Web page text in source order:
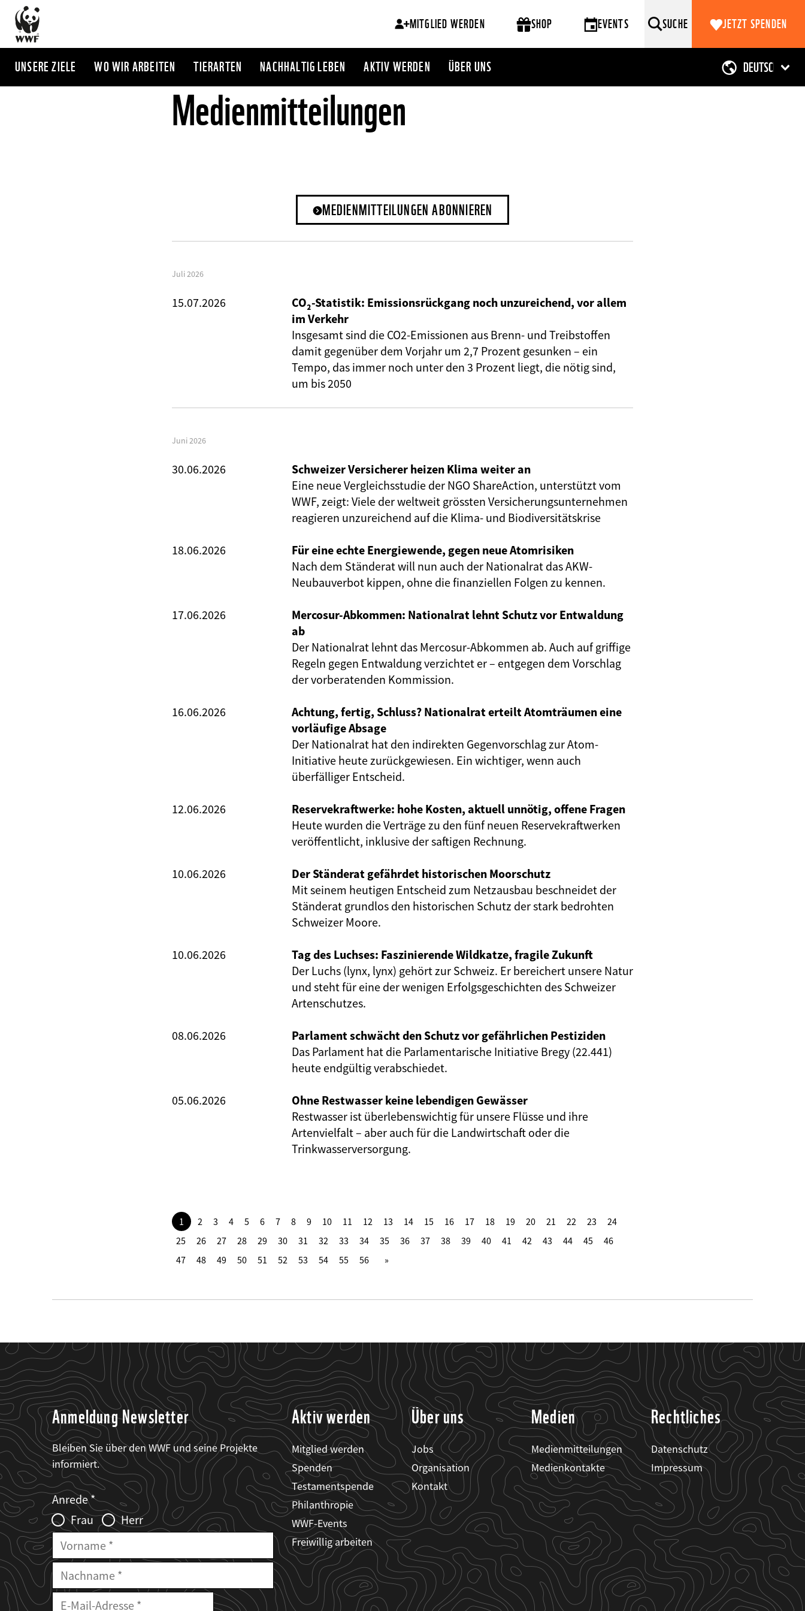
Direkt
zum
Inhalt
MITGLIED WERDEN SHOP EVENTS SUCHE JETZT SPENDEN
UNSERE ZIELE WO WIR ARBEITEN TIERARTEN NACHHALTIG LEBEN AKTIV WERDEN ÜBER UNS
Medienmitteilungen
MEDIENMITTEILUNGEN ABONNIEREN
Juli 2026
15.07.2026
CO₂-Statistik: Emissionsrückgang noch unzureichend, vor allem
im Verkehr
Insgesamt sind die CO2-Emissionen aus Brenn- und Treibstoffen
damit gegenüber dem Vorjahr um 2,7 Prozent gesunken – ein
Tempo, das immer noch unter den 3 Prozent liegt, die nötig sind,
um bis 2050
Juni 2026
30.06.2026
Schweizer Versicherer heizen Klima weiter an
Eine neue Vergleichsstudie der NGO ShareAction, unterstützt vom
WWF, zeigt: Viele der weltweit grössten Versicherungsunternehmen
reagieren unzureichend auf die Klima- und Biodiversitätskrise
18.06.2026
Für eine echte Energiewende, gegen neue Atomrisiken
Nach dem Ständerat will nun auch der Nationalrat das AKW-
Neubauverbot kippen, ohne die finanziellen Folgen zu kennen.
17.06.2026
Mercosur-Abkommen: Nationalrat lehnt Schutz vor Entwaldung
ab
Der Nationalrat lehnt das Mercosur-Abkommen ab. Auch auf griffige
Regeln gegen Entwaldung verzichtet er – entgegen dem Vorschlag
der vorberatenden Kommission.
16.06.2026
Achtung, fertig, Schluss? Nationalrat erteilt Atomträumen eine
vorläufige Absage
Der Nationalrat hat den indirekten Gegenvorschlag zur Atom-
Initiative heute zurückgewiesen. Ein wichtiger, wenn auch
überfälliger Entscheid.
12.06.2026
Reservekraftwerke: hohe Kosten, aktuell unnötig, offene Fragen
Heute wurden die Verträge zu den fünf neuen Reservekraftwerken
veröffentlicht, inklusive der saftigen Rechnung.
10.06.2026
Der Ständerat gefährdet historischen Moorschutz
Mit seinem heutigen Entscheid zum Netzausbau beschneidet der
Ständerat grundlos den historischen Schutz der stark bedrohten
Schweizer Moore.
10.06.2026
Tag des Luchses: Faszinierende Wildkatze, fragile Zukunft
Der Luchs (lynx, lynx) gehört zur Schweiz. Er bereichert unsere Natur
und steht für eine der wenigen Erfolgsgeschichten des Schweizer
Artenschutzes.
08.06.2026
Parlament schwächt den Schutz vor gefährlichen Pestiziden
Das Parlament hat die Parlamentarische Initiative Bregy (22.441)
heute endgültig verabschiedet.
05.06.2026
Ohne Restwasser keine lebendigen Gewässer
Restwasser ist überlebenswichtig für unsere Flüsse und ihre
Artenvielfalt – aber auch für die Landwirtschaft oder die
Trinkwasserversorgung.
1 2 3 4 5 6 7 8 9 10 11 12 13 14 15 16 17 18 19 20 21 22 23
24
25
26 27 28 29 30 31 32 33 34 35 36 37 38 39 40 41 42 43 44 45
46
47
48 49 50 51 52 53 54 55 56
Anmeldung Newsletter
Bleiben Sie über den WWF und seine Projekte
informiert.
Web2Case
Infofelder
Fieldset
anrede_name
Anrede
Frau
Herr
Vorname
Nachname
E-
Mailadresse
Aktiv werden
Mitglied werden
Spenden
Testamentspende
Philanthropie
WWF-Events
Freiwillig arbeiten
Über uns
Jobs
Organisation
Kontakt
Medien
Medienmitteilungen
Medienkontakte
Rechtliches
Datenschutz
Impressum